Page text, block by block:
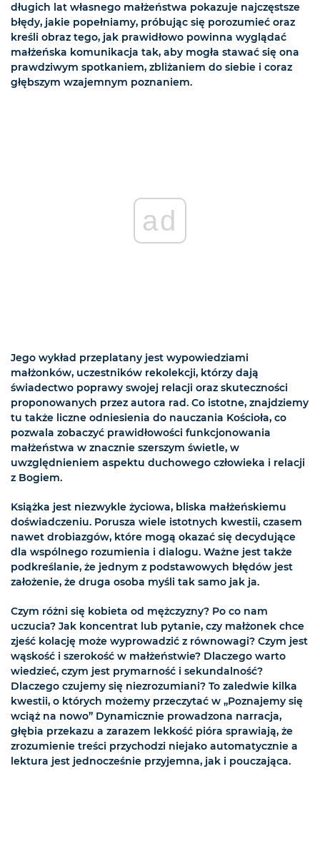
długich lat własnego małżeństwa pokazuje najczęstsze
błędy, jakie popełniamy, próbując się porozumieć oraz
kreśli obraz tego, jak prawidłowo powinna wyglądać
małżeńska komunikacja tak, aby mogła stawać się ona
prawdziwym spotkaniem, zbliżaniem do siebie i coraz
głębszym wzajemnym poznaniem.
ad
Jego wykład przeplatany jest wypowiedziami
małżonków, uczestników rekolekcji, którzy dają
świadectwo poprawy swojej relacji oraz skuteczności
proponowanych przez autora rad. Co istotne, znajdziemy
tu także liczne odniesienia do nauczania Kościoła, co
pozwala zobaczyć prawidłowości funkcjonowania
małżeństwa w znacznie szerszym świetle, w
uwzględnieniem aspektu duchowego człowieka i relacji
z Bogiem.
Książka jest niezwykle życiowa, bliska małżeńskiemu
doświadczeniu. Porusza wiele istotnych kwestii, czasem
nawet drobiazgów, które mogą okazać się decydujące
dla wspólnego rozumienia i dialogu. Ważne jest także
podkreślanie, że jednym z podstawowych błędów jest
założenie, że druga osoba myśli tak samo jak ja.
Czym różni się kobieta od mężczyzny? Po co nam
uczucia? Jak koncentrat lub pytanie, czy małżonek chce
zjeść kolację może wyprowadzić z równowagi? Czym jest
wąskość i szerokość w małżeństwie? Dlaczego warto
wiedzieć, czym jest prymarność i sekundalność?
Dlaczego czujemy się niezrozumiani? To zaledwie kilka
kwestii, o których możemy przeczytać w „Poznajemy się
wciąż na nowo” Dynamicznie prowadzona narracja,
głębia przekazu a zarazem lekkość pióra sprawiają, że
zrozumienie treści przychodzi niejako automatycznie a
lektura jest jednocześnie przyjemna, jak i pouczająca.